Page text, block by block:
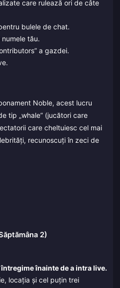
care rulează ori de câte
bulele de chat.
tău.
a gazdei.
Noble, acest lucru
tip „whale” (jucători care
care cheltuiesc cel mai
recunoscuți în zeci de
2)
înainte de a intra live.
locația și cel puțin trei